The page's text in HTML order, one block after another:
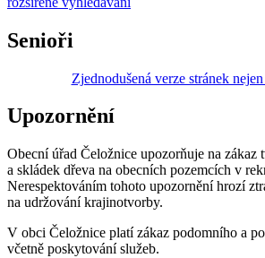
Senioři
Zjednodušená verze stránek
Upozornění
Obecní úřad Čeložnice upozorňuje na zákaz
a skládek dřeva na obecních pozemcích v
Nerespektováním tohoto upozornění hrozí
na udržování krajinotvorby.
V obci Čeložnice platí zákaz podomního a
včetně poskytování služeb.